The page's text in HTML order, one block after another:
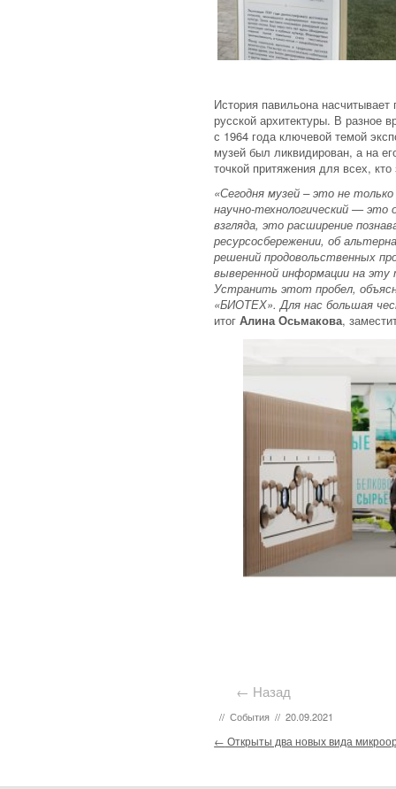
История павильона
русской архитектуры. В разное
с 1964 года ключевой темой
музей был ликвидирован, а на
точкой притяжения для всех,
«Сегодня музей – это не
научно-технологический —
взгляда, это расширение
ресурсосбережении, об
решений продовольственных
выверенной информации на эту
Устранить этот пробел,
«БИОТЕХ». Для нас большая
итогАлина Осьмакова,
← Назад
// События // 20.09.2021
Post navigation
← Открыты два новых вида